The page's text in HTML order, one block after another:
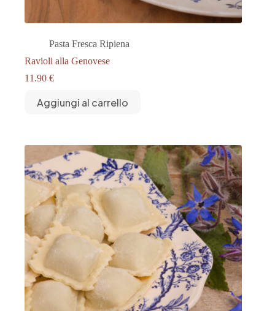
Pasta Fresca Ripiena
Ravioli alla Genovese
11.90 €
Aggiungi al carrello